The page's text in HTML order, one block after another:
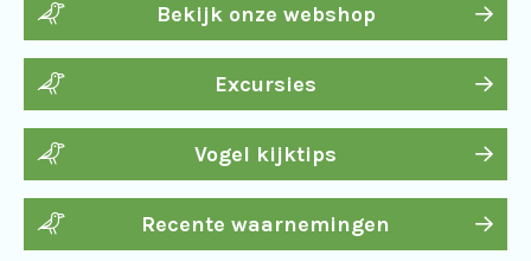
Bekijk onze webshop
Excursies
Vogel kijktips
Recente waarnemingen